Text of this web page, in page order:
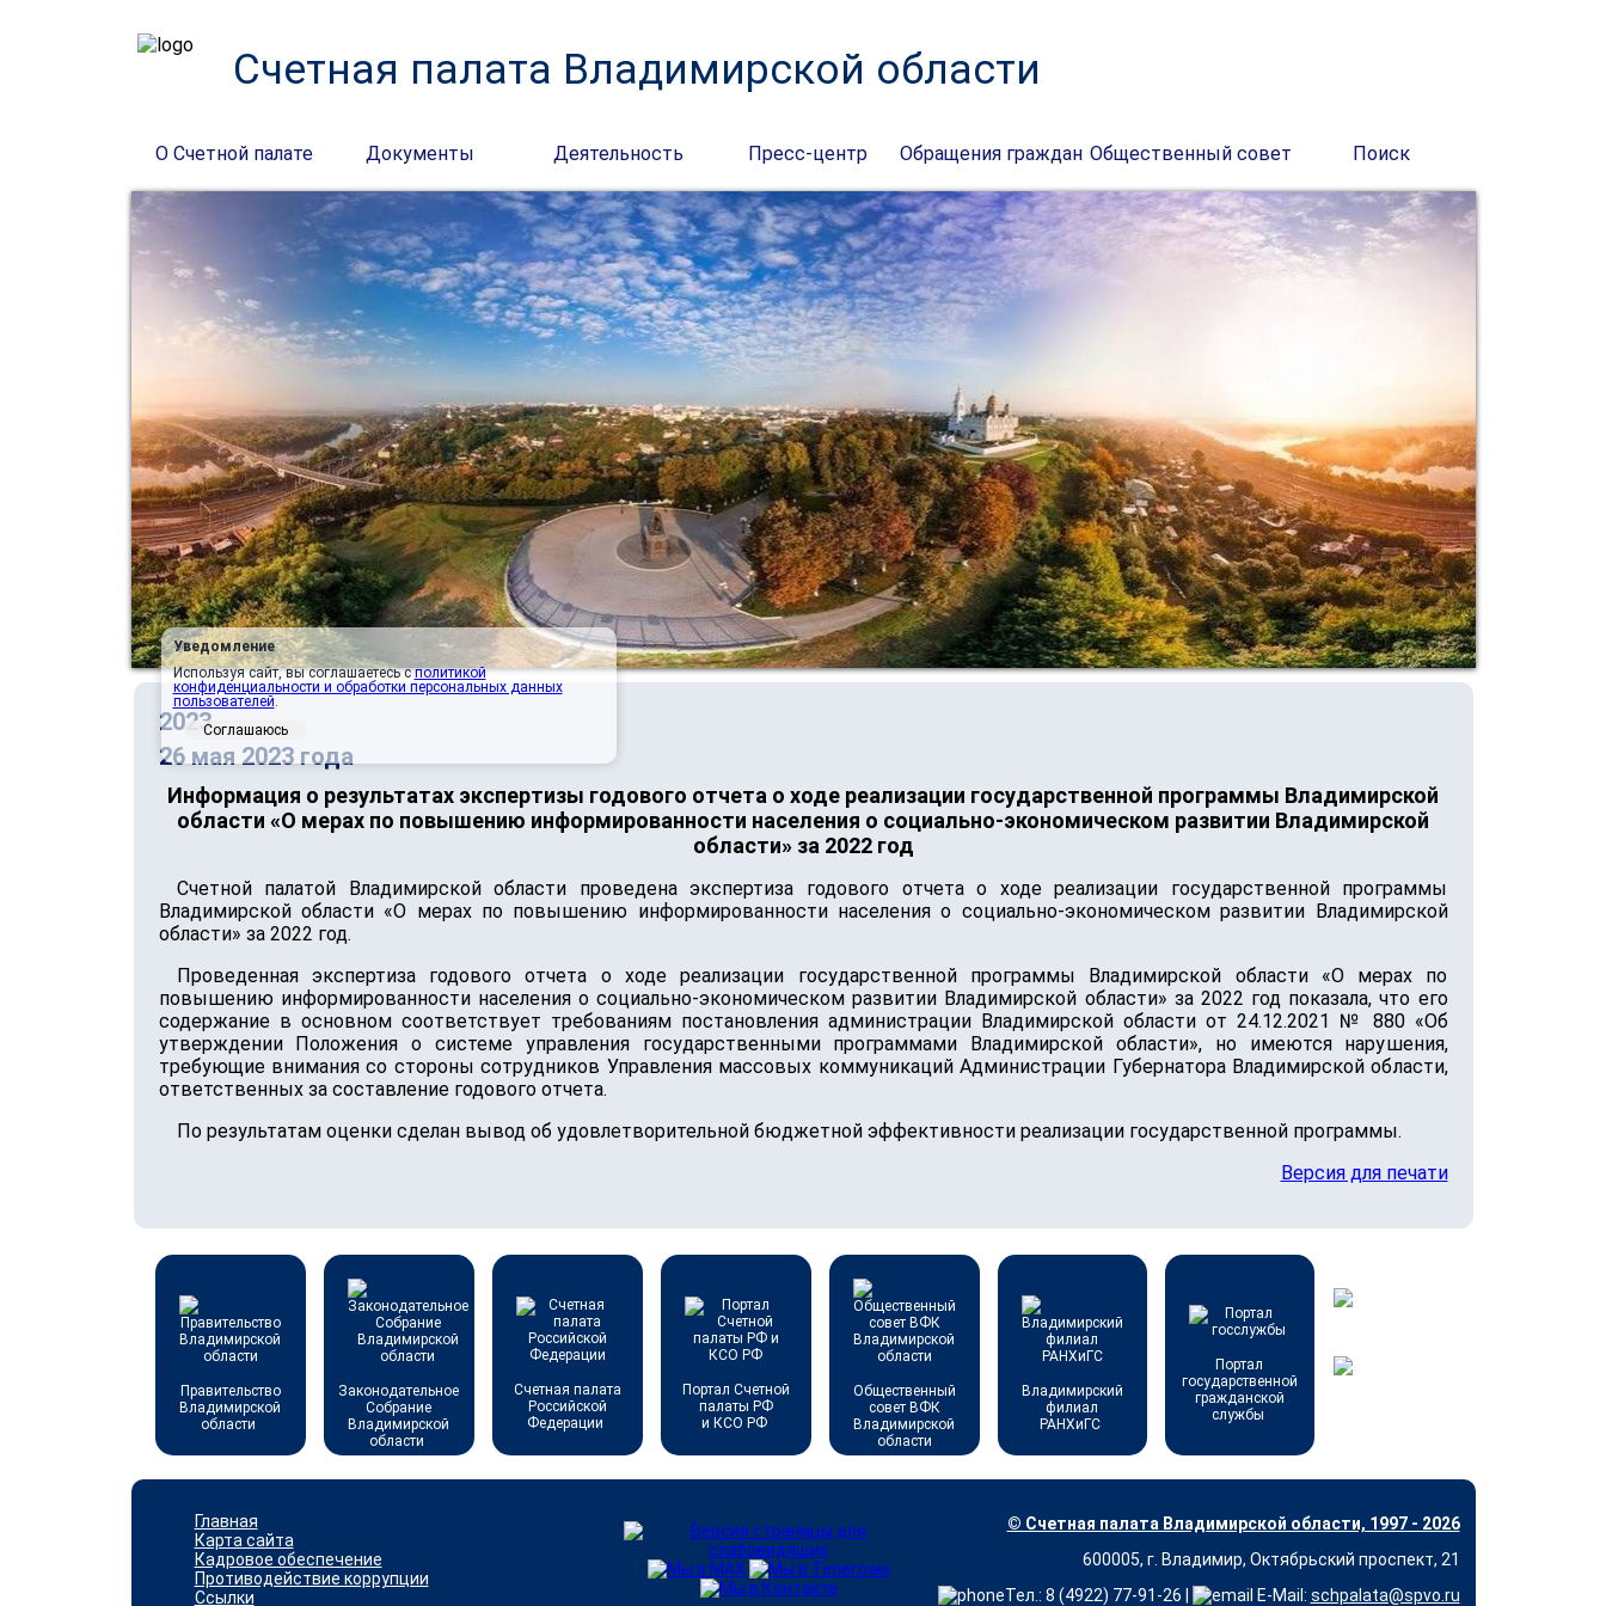
Счетная палата Владимирской области
О Счетной палате Документы Деятельность Пресс-центр Обращения граждан Общественный совет Поиск
2023
26 мая 2023 года
Информация о результатах экспертизы годового отчета о ходе реализации государственной программы Владимирской
области «О мерах по повышению информированности населения о социально-экономическом развитии Владимирской
области» за 2022 год
Счетной палатой Владимирской области проведена экспертиза годового отчета о ходе реализации государственной программы
Владимирской области «О мерах по повышению информированности населения о социально-экономическом развитии Владимирской
области» за 2022 год.
Проведенная экспертиза годового отчета о ходе реализации государственной программы Владимирской области «О мерах по
повышению информированности населения о социально-экономическом развитии Владимирской области» за 2022 год показала, что его
содержание в основном соответствует требованиям постановления администрации Владимирской области от 24.12.2021 № 880 «Об
утверждении Положения о системе управления государственными программами Владимирской области», но имеются нарушения,
требующие внимания со стороны сотрудников Управления массовых коммуникаций Администрации Губернатора Владимирской области,
ответственных за составление годового отчета.
По результатам оценки сделан вывод об удовлетворительной бюджетной эффективности реализации государственной программы.
Версия для печати
Правительство
Владимирской
области
Законодательное
Собрание
Владимирской
области
Счетная палата
Российской
Федерации
Портал Счетной
палаты РФ
и КСО РФ
Общественный
совет ВФК
Владимирской
области
Владимирский
филиал
РАНХиГС
Портал
государственной
гражданской
службы
Главная
Карта сайта
Кадровое обеспечение
Противодействие коррупции
Ссылки
© Счетная палата Владимирской области, 1997 - 2026
600005, г. Владимир, Октябрьский проспект, 21
Тел.: 8 (4922) 77-91-26 |
E-Mail: schpalata@spvo.ru
Уведомление
Используя сайт, вы соглашаетесь сполитикой
конфиденциальности и обработки персональных данных
пользователей.
Соглашаюсь